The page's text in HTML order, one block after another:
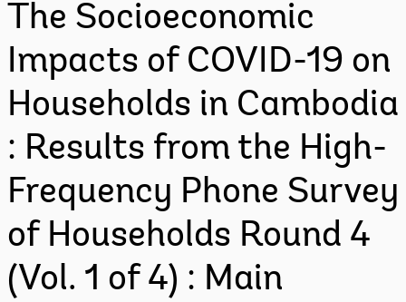
The Socioeconomic
Impacts of COVID-19 on
Households in Cambodia
: Results from the High-
Frequency Phone Survey
of Households Round 4
(Vol. 1 of 4) : Main